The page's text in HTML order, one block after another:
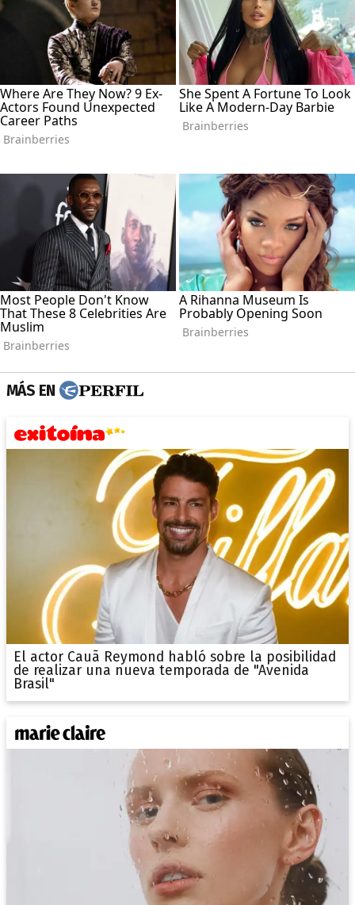
MÁS EN
El actor Cauã Reymond habló sobre la posibilidad
de realizar una nueva temporada de "Avenida
Brasil"